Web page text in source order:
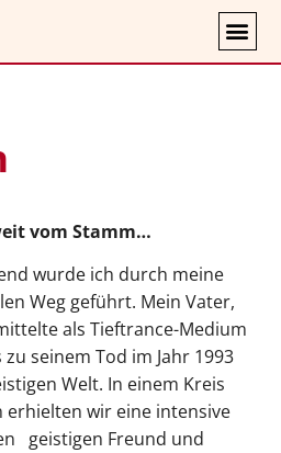
vom Stamm…
wurde ich durch meine
Weg geführt. Mein Vater,
als Tieftrance-Medium
seinem Tod im Jahr 1993
Welt. In einem Kreis
erhielten wir eine intensive
geistigen Freund und